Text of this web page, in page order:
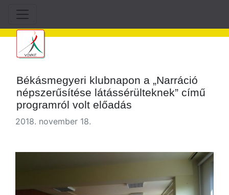
Békásmegyeri klubnapon a „Narráció
népszerűsítése látássérülteknek” című
programról volt előadás
2018. november 18.